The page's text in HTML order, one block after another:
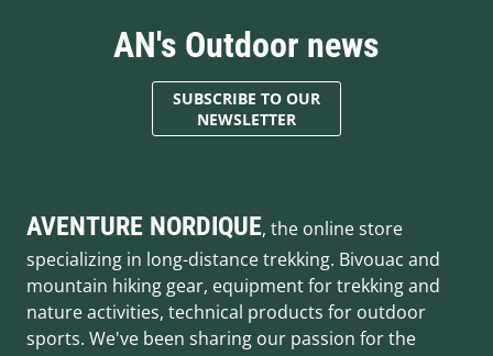
AN's Outdoor news
SUBSCRIBE TO OUR
NEWSLETTER
AVENTURE NORDIQUE, the online store
specializing in long-distance trekking. Bivouac and
mountain hiking gear, equipment for trekking and
nature activities, technical products for outdoor
sports. We've been sharing our passion for the